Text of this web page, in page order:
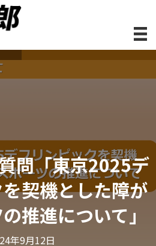
問「東京2025デ
契機とした障が
推進について」
年9月12日